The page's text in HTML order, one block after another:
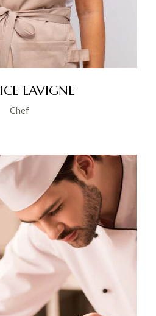
LAVIGNE
Chef